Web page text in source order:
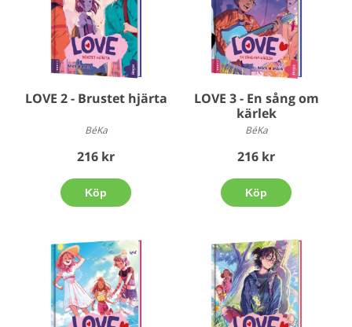
LOVE 2 - Brustet hjärta
BéKa
216 kr
Köp
LOVE 3 - En sång om
kärlek
BéKa
216 kr
Köp